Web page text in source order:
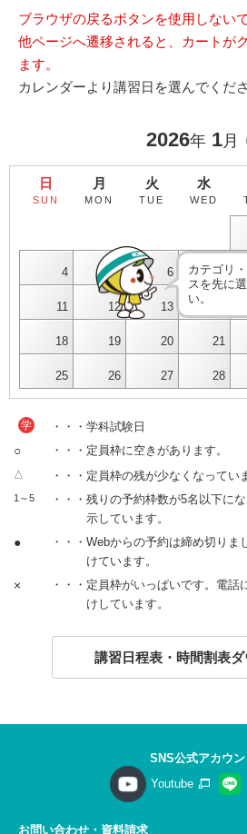
ブラウザの戻るボタンを使用しない
他ページへ遷移されると、カートが
ます。
カレンダーより講習日を選んでくださ
2026年 1月
日
SUN
月
MON
火
TUE
水
WED
4 5 6 7
11 12 13
18 19 20 21
25 26 27 28
カテゴリ
スを先に
い。
学 ・・・学科試験日
○ ・・・定員枠に空きがあります。
△ ・・・定員枠の残が少なくなってい
1～5
・・・残りの予約枠数が5名以下に
示しています。
●
・・・Webからの予約は締め切り
けています。
×
・・・定員枠がいっぱいです。電話
けしています。
講習日程表・時間割表
SNS公式アカウン
Youtube
お問い合わせ・資料請求